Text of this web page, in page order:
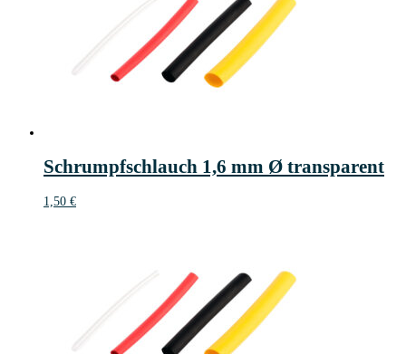
Schrumpfschlauch 1,6 mm Ø transparent
1,50 €